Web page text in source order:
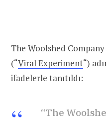
The Woolshed
(“Viral Experiment“)
ifadelerle tanıtıldı:
“The